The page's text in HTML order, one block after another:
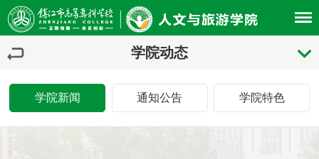
学院动态
学院新闻 通知公告 学院特色